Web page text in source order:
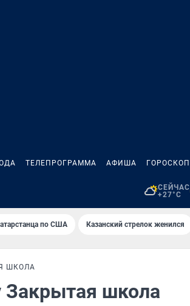
ТЕЛЕПРОГРАММА АФИША ГОРОСКОП
СЕЙЧАС
+27°C
по США Казанский стрелок женился
ШКОЛА
Закрытая школа